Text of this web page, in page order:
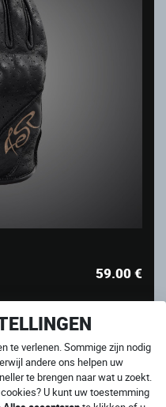
te verlenen. Sommige zijn nodig
andere ons helpen uw
te brengen naar wat u zoekt.
U kunt uw toestemming
59.00€